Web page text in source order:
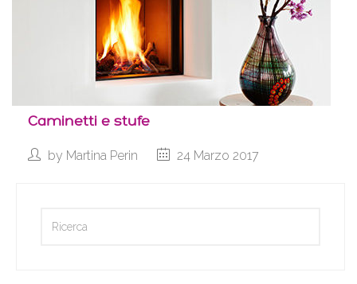
Caminetti e stufe
by Martina Perin 24 Marzo 2017